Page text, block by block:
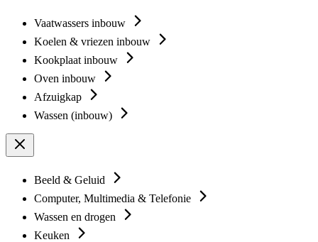
Vaatwassers inbouw
Koelen & vriezen inbouw
Kookplaat inbouw
Oven inbouw
Afzuigkap
Wassen (inbouw)
Beeld & Geluid
Computer, Multimedia & Telefonie
Wassen en drogen
Keuken